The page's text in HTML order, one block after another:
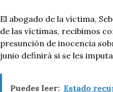
El abogado de la víctima,
de las víctimas, recibimos
presunción de inocencia
junio definirá si se les
Puedes leer: Estado